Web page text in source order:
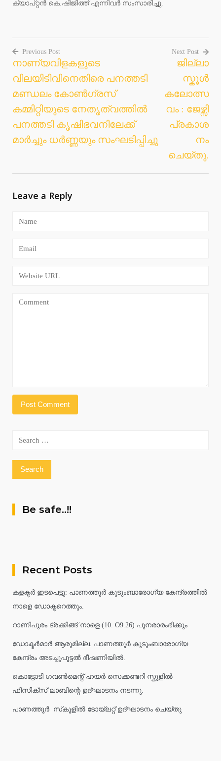
ക്യാപ്റ്റൻ കെ.ഷിജിത്ത് എന്നിവർ സംസാരിച്ചു.
Post
navigation
Previous Post
നാണ്യവിളകളുടെ
വിലയിടിവിനെതിരെ പനത്തടി
മണ്ഡലം കോൺഗ്രസ്
കമ്മിറ്റിയുടെ നേതൃത്വത്തിൽ
പനത്തടി കൃഷിഭവനിലേക്ക്
മാർച്ചും ധർണ്ണയും സംഘടിപ്പിച്ചു
Next Post
ജില്ലാ
സ്കൂൾ
കലോത്സ
വം : ജേഴ്സി
പ്രകാശ
നം
ചെയ്തു.
Leave a Reply
Search
Be safe..!!
Recent Posts
കളക്ടർ ഇടപെട്ടു: പാണത്തൂർ കുടുംബാരോഗ്യ കേന്ദ്രത്തിൽ
നാളെ ഡോക്ടറെത്തും.
റാണിപുരം ട്രക്കിങ്ങ് നാളെ (10. O9.26) പുനരാരംഭിക്കും
ഡോക്ടർമാർ ആരുമില്ല. പാണത്തൂർ കുടുംബാരോഗ്യ
കേന്ദ്രം അടച്ചുപൂട്ടൽ ഭീഷണിയിൽ.
കൊട്ടോടി ഗവൺമെന്റ് ഹയർ സെക്കണ്ടറി സ്കൂളിൽ
ഫിസിക്സ് ലാബിന്റെ ഉദ്ഘാടനം നടന്നു.
പാണത്തൂർ സ്‌കൂളിൽ ടോയ്ലറ്റ് ഉദ്ഘാടനം ചെയ്തു